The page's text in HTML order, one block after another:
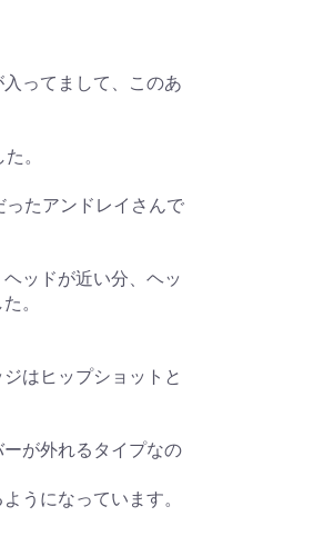
ってまして、このあ
。
たアンドレイさんで
ッドが近い分、ヘッ
。
はヒップショットと
が外れるタイプなの
うになっています。